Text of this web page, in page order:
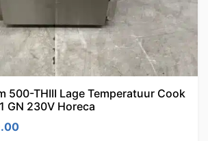
500-THIII Lage Temperatuur Cook
GN 230V Horeca
prijs was: 7,499.00.
Huidige prijs is: 4,499.00.